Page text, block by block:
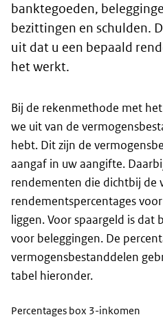
banktegoeden,
bezittingen en schulden.
uit dat u een bepaald
het werkt.
Bij de rekenmethode met
we uit van de
hebt. Dit zijn de
aangaf in uw aangifte.
rendementen die dichtbij de
rendementspercentages
liggen. Voor spaargeld is dat
voor beleggingen. De
vermogensbestanddelen
tabel hieronder.
Percentages box 3-inkomen